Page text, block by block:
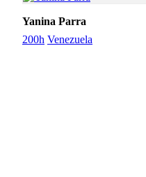
Yanina Parra
200h Venezuela